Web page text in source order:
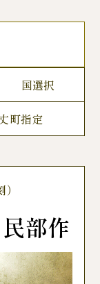
国選択
町指定
部作